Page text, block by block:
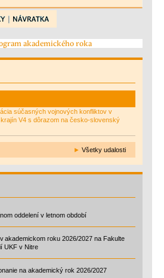
akademického roka
súčasných vojnových konfliktov v
V4 s dôrazom na česko-slovenský
► Všetky udalosti
oddelení v letnom období
akademickom roku 2026/2027 na Fakulte
UKF v Nitre
na akademický rok 2026/2027